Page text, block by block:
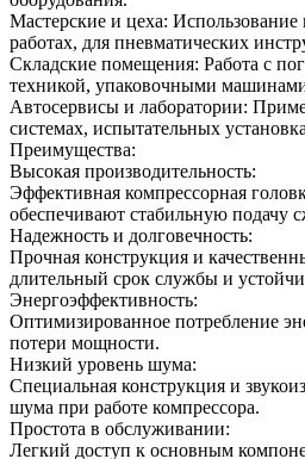
Мастерские и цеха:
работах, для пневматических
Складские помещения: Работа с
техникой, упаковочными
Автосервисы и лаборатории:
системах, испытательных
Преимущества:
Высокая производительность:
Эффективная компрессорная
обеспечивают стабильную подачу
Надежность и долговечность:
Прочная конструкция и
длительный срок службы и
Энергоэффективность:
Оптимизированное потребление
потери мощности.
Низкий уровень шума:
Специальная конструкция и
шума при работе компрессора.
Простота в обслуживании:
Легкий доступ к основным